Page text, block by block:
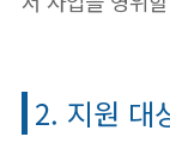
2. 지원 대